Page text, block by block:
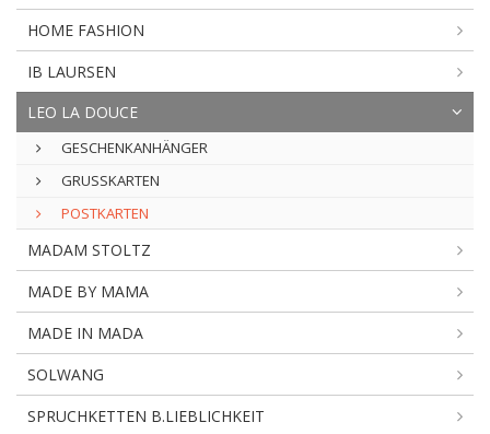
HOME FASHION
IB LAURSEN
LEO LA DOUCE
GESCHENKANHÄNGER
GRUSSKARTEN
POSTKARTEN
MADAM STOLTZ
MADE BY MAMA
MADE IN MADA
SOLWANG
SPRUCHKETTEN B.LIEBLICHKEIT